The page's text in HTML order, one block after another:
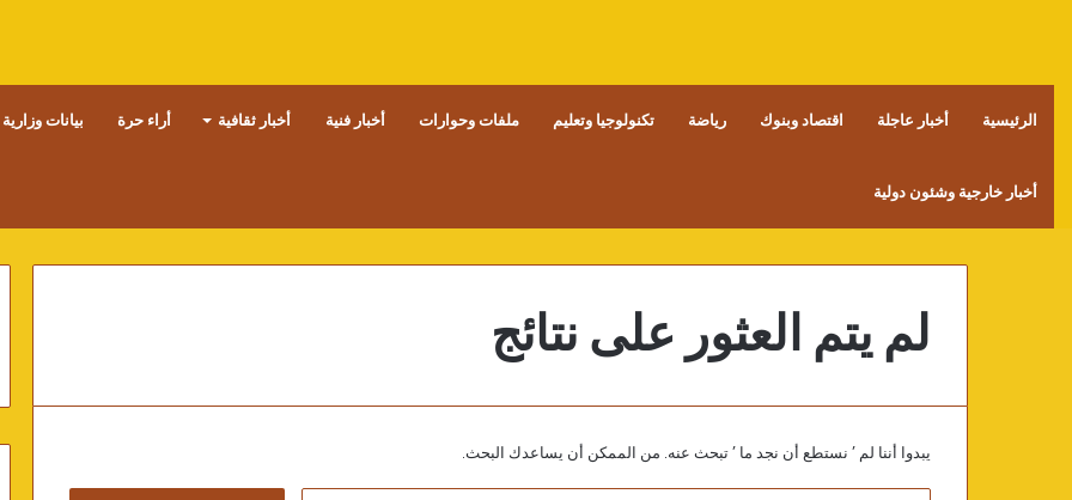
الرئيسية أخبار عاجلة اقتصاد وبنوك رياضة تكنولوجيا وتعليم ملفات وحوارات أخبار فنية أخبار ثقافية أراء حرة بيانات وزارية
أخبار خارجية وشئون دولية
لم يتم العثور على نتائج
يبدوا أننا لم ’ نستطع أن نجد ما ’ تبحث عنه. من الممكن أن يساعدك البحث.